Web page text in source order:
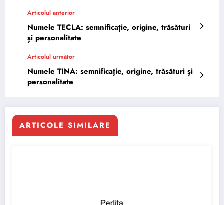
Articolul anterior
Numele TECLA: semnificație, origine, trăsături
și personalitate
Articolul următor
Numele TINA: semnificație, origine, trăsături și
personalitate
ARTICOLE SIMILARE